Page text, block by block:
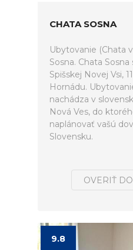
CHATA SOSNA
Ubytovanie (Chata
Sosna. Chata
Spišskej Novej Vsi,
Hornádu.
nachádza v
Nová Ves, do
naplánovať vašú
Slovensku.
OVERIŤ
9.8